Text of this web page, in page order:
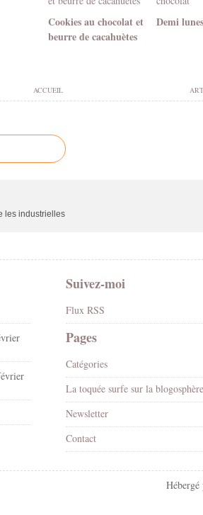
Cookies au chocolat et
beurre de cacahuètes
Demi
ACCUEIL
les industrielles
Suivez-moi
Flux RSS
Pages
Catégories
La toquée surfe sur la blogosphère
Newsletter
Contact